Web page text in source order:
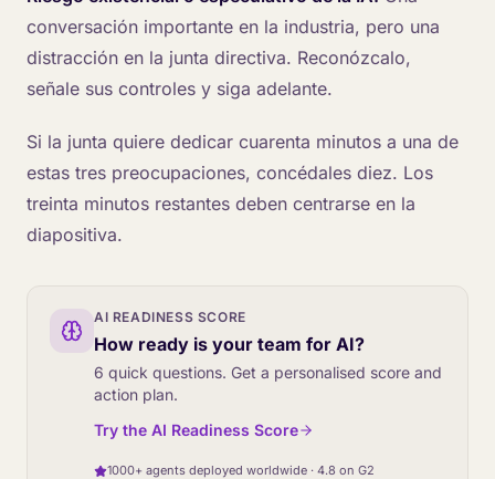
conversación importante en la industria, pero una
distracción en la junta directiva. Reconózcalo,
señale sus controles y siga adelante.
Si la junta quiere dedicar cuarenta minutos a una de
estas tres preocupaciones, concédales diez. Los
treinta minutos restantes deben centrarse en la
diapositiva.
AI READINESS SCORE
How ready is your team for AI?
6 quick questions. Get a personalised score and
action plan.
Try the AI Readiness Score
1000+ agents deployed worldwide · 4.8 on G2